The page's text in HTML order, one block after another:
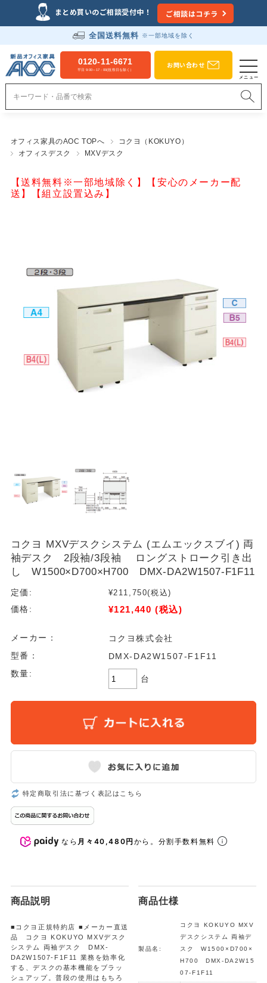
まとめ買いのご相談受付中！ ご相談はコチラ
全国送料無料 ※一部地域を除く
0120-11-6671
平日 9:00～17：00(祝祭日を除く）
お問い合わせ
オフィス家具のAOC TOPへ
コクヨ（KOKUYO）
オフィスデスク
MXVデスク
【送料無料※一部地域除く】【安心のメーカー配
送】【組立設置込み】
コクヨ MXVデスクシステム (エムエックスブイ) 両
袖デスク 2段袖/3段袖 ロングストローク引き出
し W1500×D700×H700 DMX-DA2W1507-F1F11
定価: ¥211,750(税込)
価格:
¥121,440 (税込)
メーカー：
コクヨ株式会社
型番：
DMX-DA2W1507-F1F11
数量:
台
特定商取引法に基づく表記はこちら
なら 月々40,480円から。分割手数料無料
商品説明
■コクヨ正規特約店 ■メーカー直送
品 コクヨ KOKUYO MXVデスク
システム 両袖デスク DMX-
DA2W1507-F1F11 業務を効率化
する、デスクの基本機能をブラッ
シュアップ。普段の使用はもちろ
商品仕様
製品名:
コクヨ KOKUYO MXV
デスクシステム 両袖デ
スク W1500×D700×
H700 DMX-DA2W15
07-F1F11